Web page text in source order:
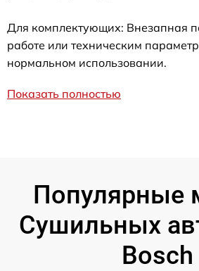
Для комплектующих: Внезапная
работе или техническим
нормальном использовании.
Показать полностью
Популярные
Сушильных
Bosch